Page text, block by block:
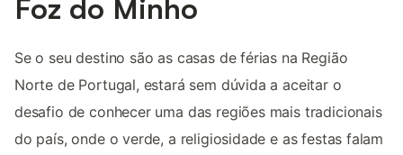
Foz do Minho
Se o seu destino são as casas de férias na Região
Norte de Portugal, estará sem dúvida a aceitar o
desafio de conhecer uma das regiões mais tradicionais
do país, onde o verde, a religiosidade e as festas falam